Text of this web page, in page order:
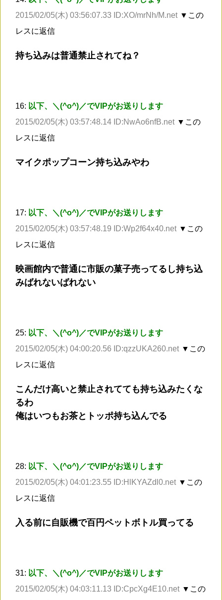
2015/02/05(木) 03:56:07.33 ID:XO/mrNh/M.net ▼この
レスに返信
持ち込みは普通禁止されてね？
16: 以下、＼(^o^)／でVIPがお送りします
2015/02/05(木) 03:57:48.14 ID:NwAo6nfB.net ▼この
レスに返信
マイクポップコーン持ち込みやわ
17: 以下、＼(^o^)／でVIPがお送りします
2015/02/05(木) 03:57:48.19 ID:Wp2f64x40.net ▼この
レスに返信
映画館内で普通に市販の菓子売ってるし持ち込
みばれないばれない
25: 以下、＼(^o^)／でVIPがお送りします
2015/02/05(木) 04:00:20.56 ID:qzzUKA260.net ▼この
レスに返信
こんだけ高いと禁止されてても持ち込みたくな
るわ
俺はいつもお茶とトッポ持ち込んでる
28: 以下、＼(^o^)／でVIPがお送りします
2015/02/05(木) 04:01:23.55 ID:HlKYAZdl0.net ▼この
レスに返信
入る前に自販機で百円ペットボトル買ってる
31: 以下、＼(^o^)／でVIPがお送りします
2015/02/05(木) 04:03:11.13 ID:CpcXg4E10.net ▼この